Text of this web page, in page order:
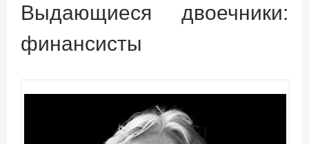
Выдающиеся двоечники:
финансисты